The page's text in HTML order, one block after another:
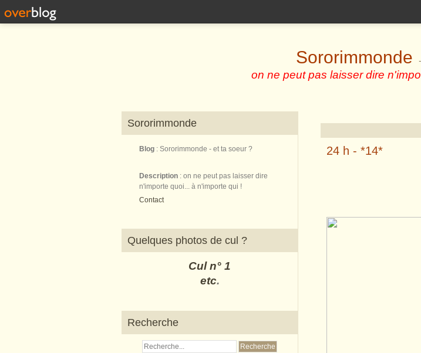
Sororimmonde -
on ne peut pas laisser dire
Sororimmonde
Blog : Sororimmonde - et ta soeur ?
Description : on ne peut pas laisser dire
n'importe quoi... à n'importe qui !
Contact
Quelques photos de cul ?
Cul n° 1
etc.
Recherche
24 h - *14*